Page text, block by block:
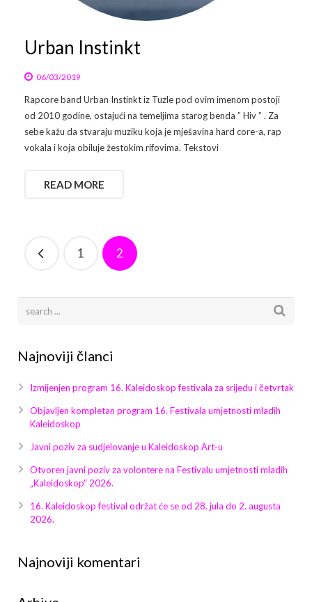
Urban Instinkt
06/03/2019
Rapcore band Urban Instinkt iz Tuzle pod ovim imenom postoji
od 2010 godine, ostajući na temeljima starog benda ” Hiv ” . Za
sebe kažu da stvaraju muziku koja je mješavina hard core-a, rap
vokala i koja obiluje žestokim rifovima. Tekstovi
READ MORE
1 2
Najnoviji članci
Izmijenjen program 16. Kaleidoskop festivala za srijedu i četvrtak
Objavljen kompletan program 16. Festivala umjetnosti mladih
Kaleidoskop
Javni poziv za sudjelovanje u Kaleidoskop Art-u
Otvoren javni poziv za volontere na Festivalu umjetnosti mladih
„Kaleidoskop“ 2026.
16. Kaleidoskop festival održat će se od 28. jula do 2. augusta
2026.
Najnoviji komentari